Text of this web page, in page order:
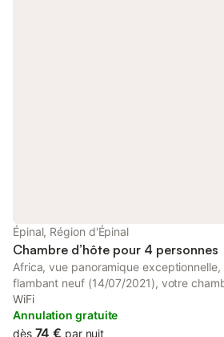
Épinal, Région d'Épinal
Chambre d’hôte pour 4 personnes
Africa, vue panoramique
flambant neuf (14/07/2021), votre
2 lits separés , tv, wifi , frigo individuel,
bain magnifique, café à volonté et
du centre, restaurants partenaires avec
WiFi
Annulation gratuite
dès 74 € par nuit